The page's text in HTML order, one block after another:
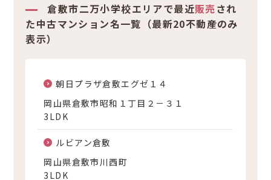
倉敷市二万小学校エリアで最近販売され
た中古マンション名一覧（最新20不動産のみ
表示）
朝日プラザ倉敷エグゼ１４
岡山県倉敷市昭和１丁目２－３１
3LDK
ルビアン倉敷
岡山県倉敷市川西町
3LDK